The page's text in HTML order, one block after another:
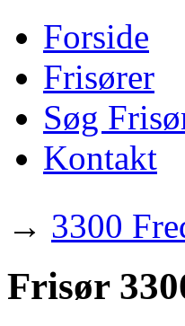
Forside
Frisører
Søg
Kontakt
→ 3300
Frisør